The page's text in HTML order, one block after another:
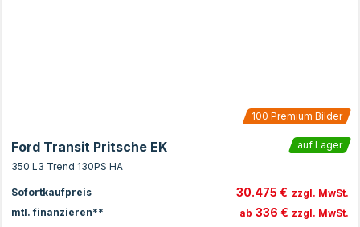
100 Premium Bilder
Ford Transit Pritsche EK
auf Lager
350 L3 Trend 130PS HA
Sofortkaufpreis 30.475 € zzgl. MwSt.
mtl. finanzieren**
ab 336 € zzgl. MwSt.